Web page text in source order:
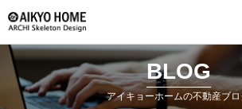
BLOG
アイキョーホームの不動産ブ